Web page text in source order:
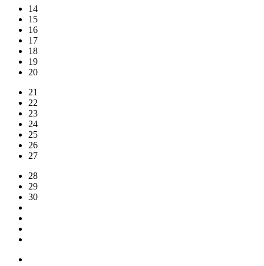
14
15
16
17
18
19
20
21
22
23
24
25
26
27
28
29
30